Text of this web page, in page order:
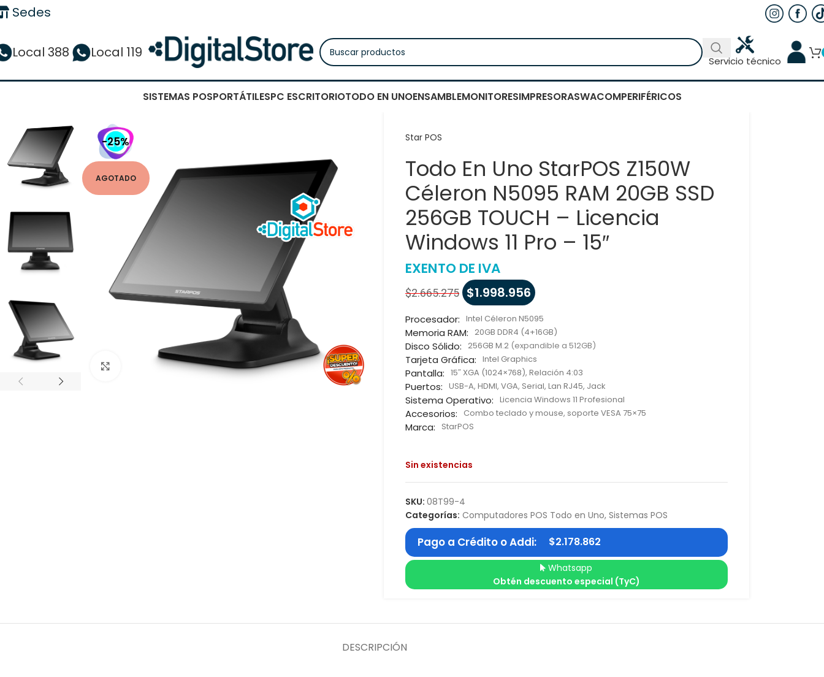
Sedes
Local 388 Local 119
Servicio técnico
SISTEMAS POSPORTÁTILESPC ESCRITORIOTODO EN UNOENSAMBLEMONITORESIMPRESORASWACOMPERIFÉRICOS
-25%
AGOTADO
Haga clic para ampliar
Star POS
Todo En Uno StarPOS Z150W
Céleron N5095 RAM 20GB SSD
256GB TOUCH – Licencia
Windows 11 Pro – 15″
EXENTO DE IVA
$2.665.275 $1.998.956
Procesador: Intel Céleron N5095
Memoria RAM: 20GB DDR4 (4+16GB)
Disco Sólido: 256GB M.2 (expandible a 512GB)
Tarjeta Gráfica: Intel Graphics
Pantalla: 15″ XGA (1024×768), Relación 4:03
Puertos: USB-A, HDMI, VGA, Serial, Lan RJ45, Jack
Sistema Operativo: Licencia Windows 11 Profesional
Accesorios: Combo teclado y mouse, soporte VESA 75×75
Marca: StarPOS
Sin existencias
SKU: 08T99-4
Categorías: Computadores POS Todo en Uno, Sistemas POS
Pago a Crédito o Addi: $2.178.862
Whatsapp
Obtén descuento especial (TyC)
DESCRIPCIÓN